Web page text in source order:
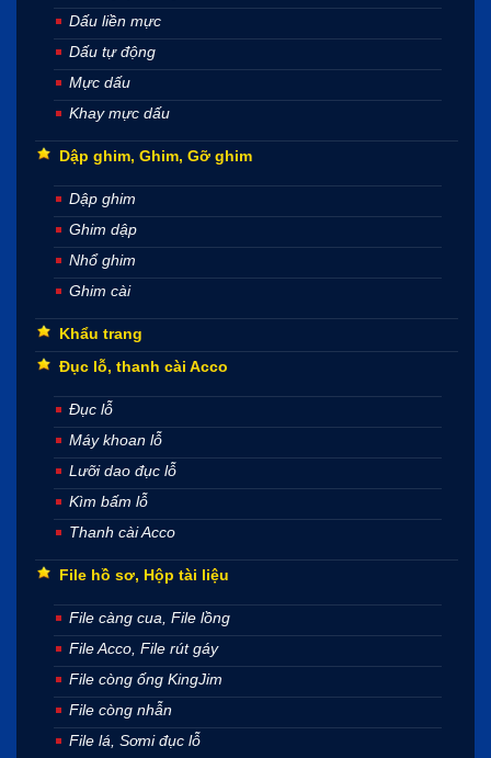
Dấu liền mực
Dấu tự động
Mực dấu
Khay mực dấu
Dập ghim, Ghim, Gỡ ghim
Dập ghim
Ghim dập
Nhổ ghim
Ghim cài
Khẩu trang
Đục lỗ, thanh cài Acco
Đục lỗ
Máy khoan lỗ
Lưỡi dao đục lỗ
Kìm bấm lỗ
Thanh cài Acco
File hồ sơ, Hộp tài liệu
File càng cua, File lồng
File Acco, File rút gáy
File còng ống KingJim
File còng nhẫn
File lá, Sơmi đục lỗ